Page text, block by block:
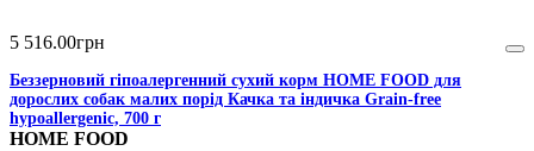
5 516.00грн
Беззерновий гіпоалергенний сухий корм HOME FOOD для
дорослих собак малих порід Качка та індичка Grain-free
hypoallergenic, 700 г
HOME FOOD